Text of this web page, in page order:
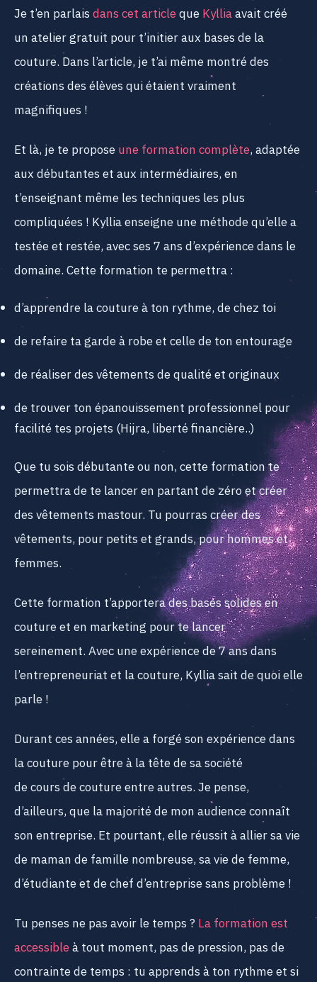
Je t’en parlaisdans cet articlequeKylliaavait créé
un atelier gratuit pour t’initier aux bases de la
couture. Dans l’article, je t’ai même montré des
créations des élèves qui étaient vraiment
magnifiques !
Et là, je te proposeune formation complète, adaptée
aux débutantes et aux intermédiaires, en
t’enseignant même les techniques les plus
compliquées ! Kyllia enseigne une méthode qu’elle a
testée et restée, avec ses 7 ans d’expérience dans le
domaine. Cette formation te permettra :
d’apprendre la couture à ton rythme, de chez toi
de refaire ta garde à robe et celle de ton entourage
de réaliser des vêtements de qualité et originaux
de trouver ton épanouissement professionnel pour
facilité tes projets (Hijra, liberté financière..)
Que tu sois débutante ou non, cette formation te
permettra de te lancer en partant de zéro et créer
des vêtements mastour. Tu pourras créer des
vêtements, pour petits et grands, pour hommes et
femmes.
Cette formation t’apportera des bases solides en
couture et en marketing pour te lancer
sereinement. Avec une expérience de 7 ans dans
l’entrepreneuriat et la couture, Kyllia sait de quoi elle
parle !
Durant ces années, elle a forgé son expérience dans
la couture pour être à la tête de sa société
de cours de couture entre autres. Je pense,
d’ailleurs, que la majorité de mon audience connaît
son entreprise. Et pourtant, elle réussit à allier sa vie
de maman de famille nombreuse, sa vie de femme,
d’étudiante et de chef d’entreprise sans problème !
Tu penses ne pas avoir le temps ? La formation est
accessibleà tout moment, pas de pression, pas de
contrainte de temps : tu apprends à ton rythme et si